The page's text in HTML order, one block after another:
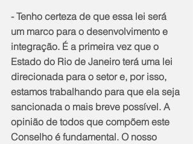
- Tenho certeza de que essa lei será
um marco para o desenvolvimento e
integração. É a primeira vez que o
Estado do Rio de Janeiro terá uma lei
direcionada para o setor e, por isso,
estamos trabalhando para que ela seja
sancionada o mais breve possível. A
opinião de todos que compõem este
Conselho é fundamental. O nosso